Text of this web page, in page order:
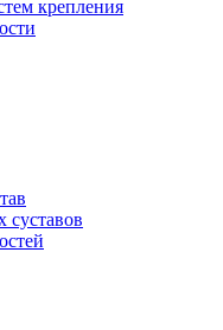
крепления
суставов